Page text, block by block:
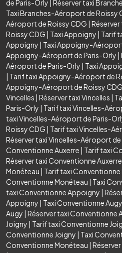
de Paris-Orly | Réserver taxi
Taxi Branches-Aéroport de Roissy
Aéroport de Roissy CDG |
Roissy CDG | Taxi Appoigny | Tarif
Appoigny | Taxi Appoigny-
Appoigny-Aéroport de Paris-Orly |
Aéroport de Paris-Orly | Taxi
| Tarif taxi Appoigny-Aéroport de
Appoigny-Aéroport de Roissy CDG
Vincelles | Réserver taxi Vincelles |
Paris-Orly | Tarif taxi Vincelles-
taxi Vincelles-Aéroport de Paris-
Roissy CDG | Tarif taxi Vincelles-
Réserver taxi Vincelles-Aéroport de
Conventionne Auxerre | Tarif taxi
Réserver taxi Conventionne Auxerre
Monéteau | Tarif taxi
Conventionne Monéteau | Taxi
taxi Conventionne Appoigny |
Appoigny | Taxi Conventionne Augy
Augy | Réserver taxi Conventionne
Joigny | Tarif taxi Conventionne
Conventionne Joigny | Taxi
Conventionne Monéteau |